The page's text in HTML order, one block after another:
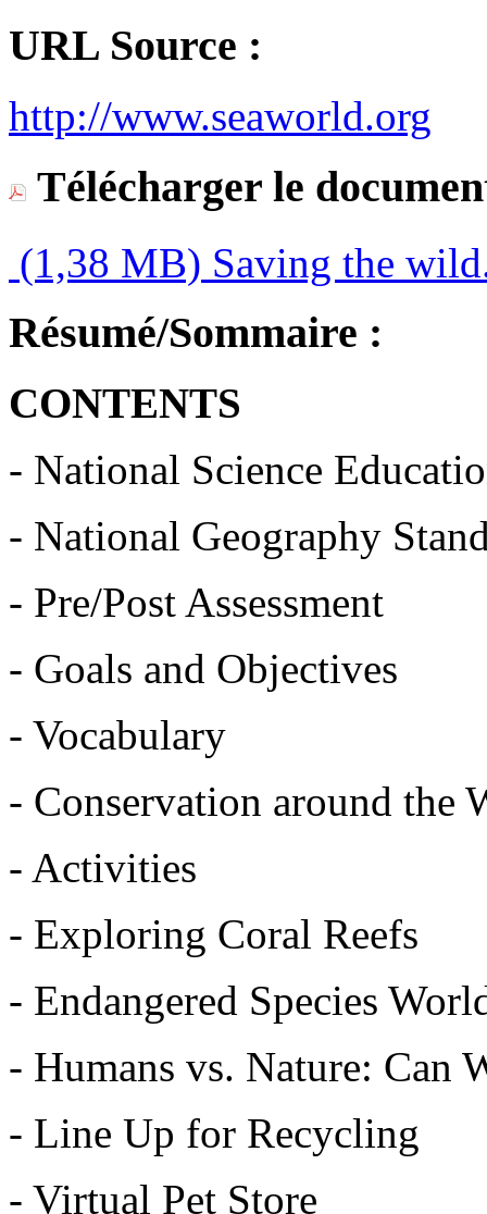
URL Source :
http://www.seaworld.org
Télécharger le
(1,38 MB) Saving the
Résumé/Sommaire :
CONTENTS
- National Science
- National Geography
- Pre/Post Assessment
- Goals and Objectives
- Vocabulary
- Conservation around the
- Activities
- Exploring Coral Reefs
- Endangered Species
- Humans vs. Nature: Can
- Line Up for Recycling
- Virtual Pet Store